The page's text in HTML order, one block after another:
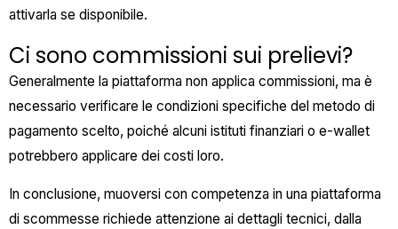
attivarla se disponibile.
Ci sono commissioni sui prelievi?
Generalmente la piattaforma non applica commissioni, ma è
necessario verificare le condizioni specifiche del metodo di
pagamento scelto, poiché alcuni istituti finanziari o e-wallet
potrebbero applicare dei costi loro.
In conclusione, muoversi con competenza in una piattaforma
di scommesse richiede attenzione ai dettagli tecnici, dalla